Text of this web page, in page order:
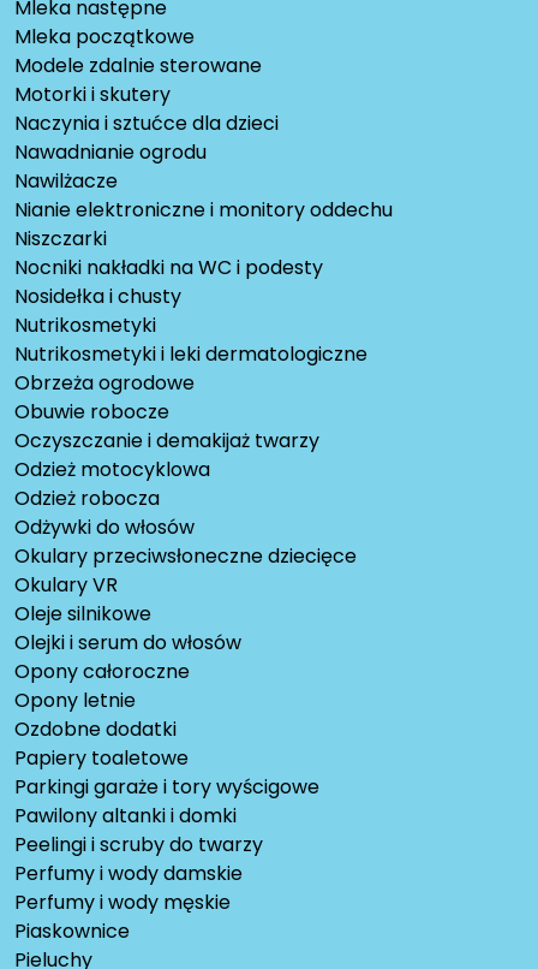
Mleka następne
Mleka początkowe
Modele zdalnie sterowane
Motorki i skutery
Naczynia i sztućce dla dzieci
Nawadnianie ogrodu
Nawilżacze
Nianie elektroniczne i monitory oddechu
Niszczarki
Nocniki nakładki na WC i podesty
Nosidełka i chusty
Nutrikosmetyki
Nutrikosmetyki i leki dermatologiczne
Obrzeża ogrodowe
Obuwie robocze
Oczyszczanie i demakijaż twarzy
Odzież motocyklowa
Odzież robocza
Odżywki do włosów
Okulary przeciwsłoneczne dziecięce
Okulary VR
Oleje silnikowe
Olejki i serum do włosów
Opony całoroczne
Opony letnie
Ozdobne dodatki
Papiery toaletowe
Parkingi garaże i tory wyścigowe
Pawilony altanki i domki
Peelingi i scruby do twarzy
Perfumy i wody damskie
Perfumy i wody męskie
Piaskownice
Pieluchy